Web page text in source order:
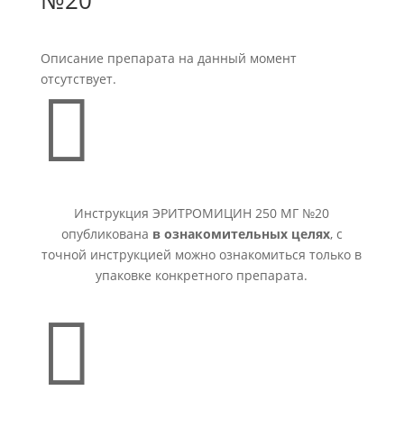
Описание препарата на данный момент
отсутствует.

Инструкция ЭРИТРОМИЦИН 250 МГ №20
опубликована в ознакомительных целях, с
точной инструкцией можно ознакомиться только в
упаковке конкретного препарата.
